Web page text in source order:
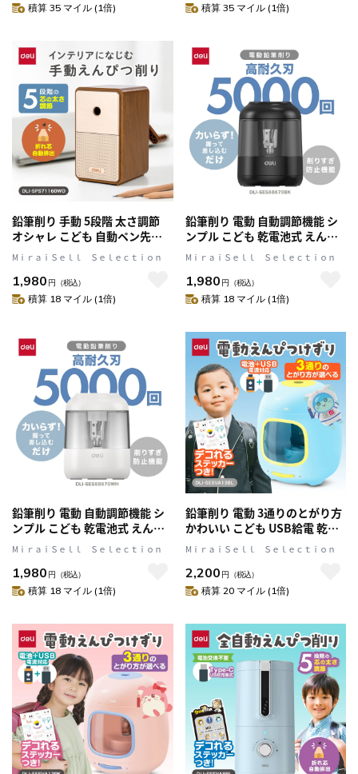
積算 35 マイル (1倍) 積算 35 マイル (1倍)
鉛筆削り 手動 5段階 太さ調節
オシャレ こども 自動ペン先送
り機能 えんぴつ削り 折れ芯自
SPS71160WO
MⅰｒａｉＳｅｌｌ Ｓｅｌｅｃｔｉｏｎ
1,980 円 （税込）
積算 18 マイル (1倍)
鉛筆削り 電動 自動調節機能 シ
ンプル こども 乾電池式 えんぴ
つ削り 約5,000回の使用に耐え
SES68670BK
MⅰｒａｉＳｅｌｌ Ｓｅｌｅｃｔｉｏｎ
1,980 円 （税込）
積算 18 マイル (1倍)
鉛筆削り 電動 自動調節機能 シ
ンプル こども 乾電池式 えんぴ
つ削り 約5,000回の使用に耐え
る高耐久設計 ホワイト DLI-
SES68670WH
MⅰｒａｉＳｅｌｌ Ｓｅｌｅｃｔｉｏｎ
1,980 円 （税込）
積算 18 マイル (1倍)
鉛筆削り 電動 3通りのとがり方
かわいい こども USB給電 乾電
池式 両対応 えんぴつ削り けず
りすぎ防止機能 ブルー DLI-
SESVA13BL
MⅰｒａｉＳｅｌｌ Ｓｅｌｅｃｔｉｏｎ
2,200 円 （税込）
積算 20 マイル (1倍)